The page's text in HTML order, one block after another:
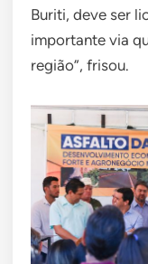
Buriti, deve ser
importante via
região”, frisou.